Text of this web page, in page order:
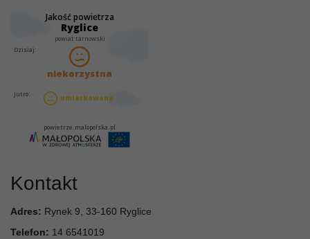
Kontakt
Adres: Rynek 9, 33-160 Ryglice
Telefon: 14 6541019